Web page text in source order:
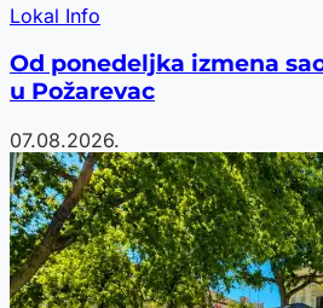
Lokal Info
Od ponedeljka izmena
u Požarevac
07.08.2026.